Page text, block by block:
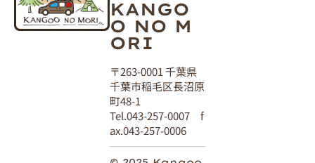
KANGO
O NO M
ORI
〒263-0001 千葉県
千葉市稲毛区長沼原
町48-1
Tel.043-257-0007 f
ax.043-257-0006